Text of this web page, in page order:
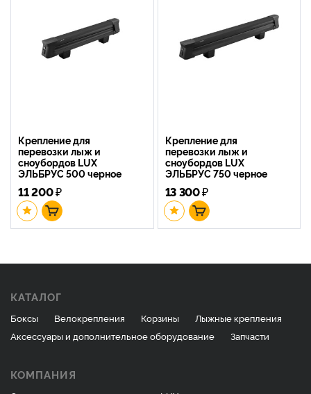
Крепление для
перевозки лыж и
сноубордов LUX
ЭЛЬБРУС 500 черное
11 200₽
Крепление для
перевозки лыж и
сноубордов LUX
ЭЛЬБРУС 750 черное
13 300₽
КАТАЛОГ
Боксы Велокрепления Корзины
Лыжные крепления
Аксессуары и дополнительное оборудование
Запчасти
КОМПАНИЯ